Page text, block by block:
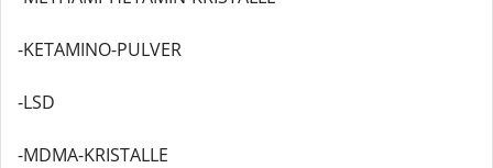
-KETAMINO-PULVER
-LSD
-MDMA-KRISTALLE